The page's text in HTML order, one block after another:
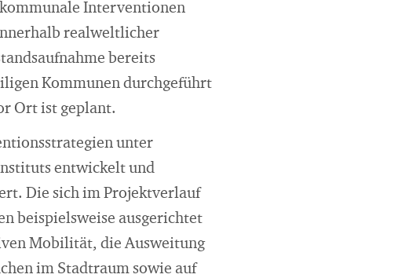
Interventionen
realweltlicher
bereits
Kommunen durchgeführt
Ort ist geplant.
unter
entwickelt und
Die sich im Projektverlauf
beispielsweise ausgerichtet
Mobilität, die Ausweitung
im Stadtraum sowie auf